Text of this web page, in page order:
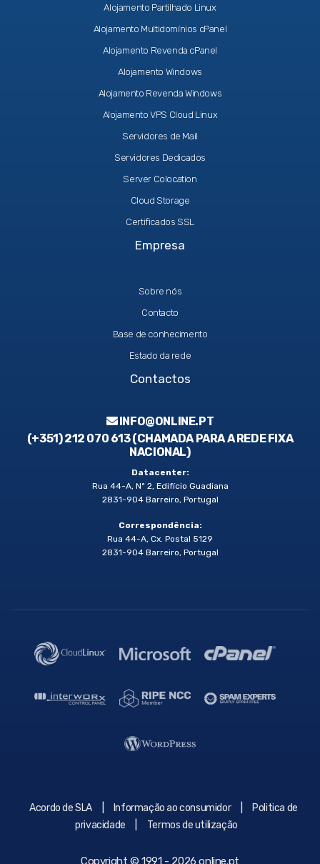
Alojamento Partilhado Linux
Alojamento Multidomínios cPanel
Alojamento Revenda cPanel
Alojamento Windows
Alojamento Revenda Windows
Alojamento VPS Cloud Linux
Servidores de Mail
Servidores Dedicados
Server Colocation
Cloud Storage
Certificados SSL
Empresa
Sobre nós
Contacto
Base de conhecimento
Estado da rede
Contactos
INFO@ONLINE.PT
(+351) 212 070 613 (CHAMADA PARA A REDE FIXA
NACIONAL)
Datacenter:
Rua 44-A, Nº 2, Edifício Guadiana
2831-904 Barreiro, Portugal
Correspondência:
Rua 44-A, Cx. Postal 5129
2831-904 Barreiro, Portugal
Acordo de SLA Informação ao consumidor
Politica de
privacidade
Termos de utilização
Copyright © 1991 - 2026 online.pt